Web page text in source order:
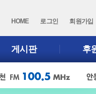
HOME 로그인 회원가입
게시판 후